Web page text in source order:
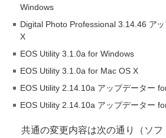
Windows
Digital Photo Professional 3.14.46 ア
X
EOS Utility 3.1.0a for Windows
EOS Utility 3.1.0a for Mac OS X
EOS Utility 2.14.10a アップデーター
EOS Utility 2.14.10a アップデーター
共通の変更内容は次の通り（ソフ